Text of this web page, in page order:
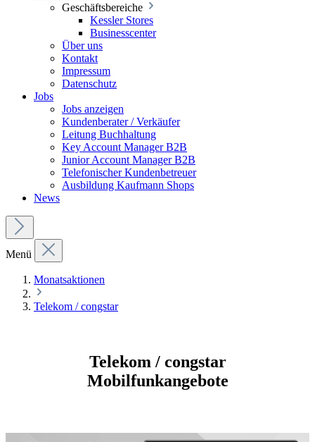
Geschäftsbereiche
Kessler Stores
Businesscenter
Über uns
Kontakt
Impressum
Datenschutz
Jobs
Jobs anzeigen
Kundenberater / Verkäufer
Leitung Buchhaltung
Key Account Manager B2B
Junior Account Manager B2B
Telefonischer Kundenbetreuer
Ausbildung Kaufmann Shops
News
Menü
Monatsaktionen
Telekom / congstar
Telekom / congstar
Mobilfunkangebote